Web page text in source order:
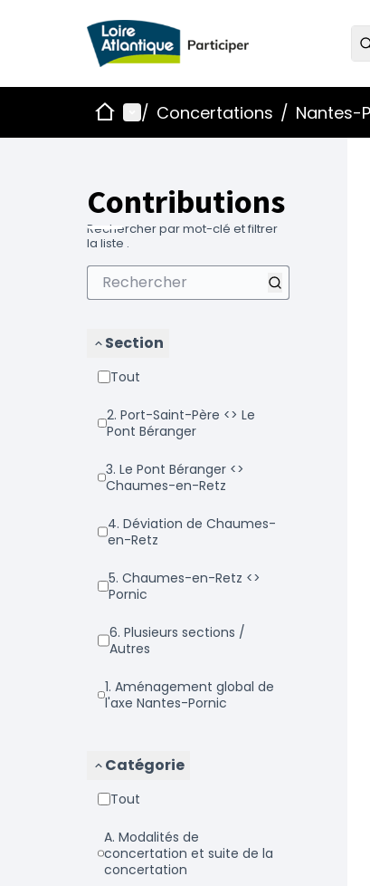
AccueilMenu principal
/ Concertations / Nantes-
Contributions
Rechercher par mot-clé et filtrer
la liste .
Section
Tout
2. Port-Saint-Père <> Le
Pont Béranger
3. Le Pont Béranger <>
Chaumes-en-Retz
4. Déviation de Chaumes-
en-Retz
5. Chaumes-en-Retz <>
Pornic
6. Plusieurs sections /
Autres
1. Aménagement global de
l'axe Nantes-Pornic
Catégorie
Tout
a. Modalités de
concertation et suite de la
concertation